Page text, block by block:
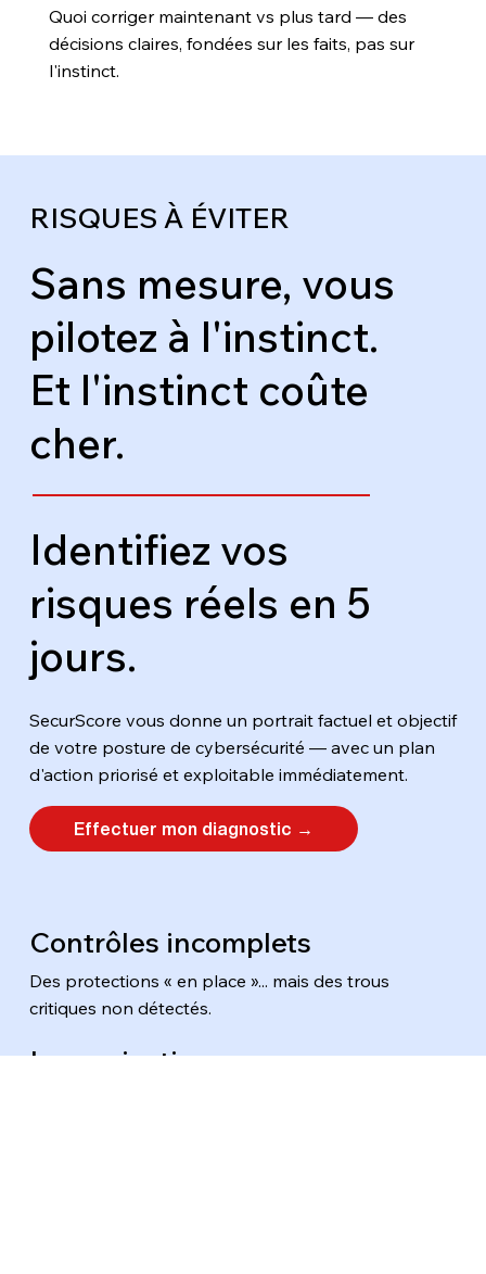
Quoi corriger maintenant vs plus tard — des
décisions claires, fondées sur les faits, pas sur
l'instinct.
RISQUES À ÉVITER
Sans mesure, vous
pilotez à l'instinct.
Et l'instinct coûte
cher.
Identifiez vos
risques réels en 5
jours.
SecurScore vous donne un portrait factuel et objectif
de votre posture de cybersécurité — avec un plan
d'action priorisé et exploitable immédiatement.
Effectuer mon diagnostic →
Contrôles incomplets
Des protections « en place »... mais des trous
critiques non détectés.
Improvisation en cas